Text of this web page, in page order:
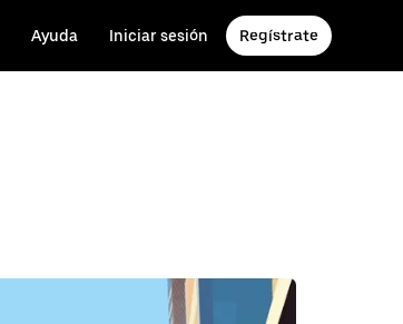
Ayuda Iniciar sesión Regístrate